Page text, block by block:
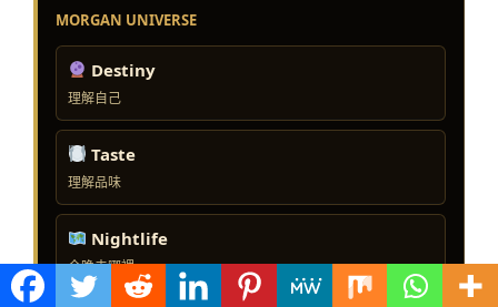
MORGAN UNIVERSE
Destiny
理解自己
Taste
理解品味
Nightlife
今晚去哪裡